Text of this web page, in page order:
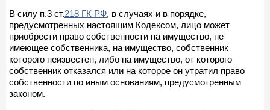
В силу п.3 ст.218 ГК РФ, в случаях и в порядке,
предусмотренных настоящим Кодексом, лицо может
приобрести право собственности на имущество, не
имеющее собственника, на имущество, собственник
которого неизвестен, либо на имущество, от которого
собственник отказался или на которое он утратил право
собственности по иным основаниям, предусмотренным
законом.